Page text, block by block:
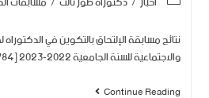
نتائج مسابقة الإلتحاق بالتكوين في الدكتوراه
والاجتماعية للسنة الجامعية 2022-2023 [ninja_tables id="2784"]
Continue Reading